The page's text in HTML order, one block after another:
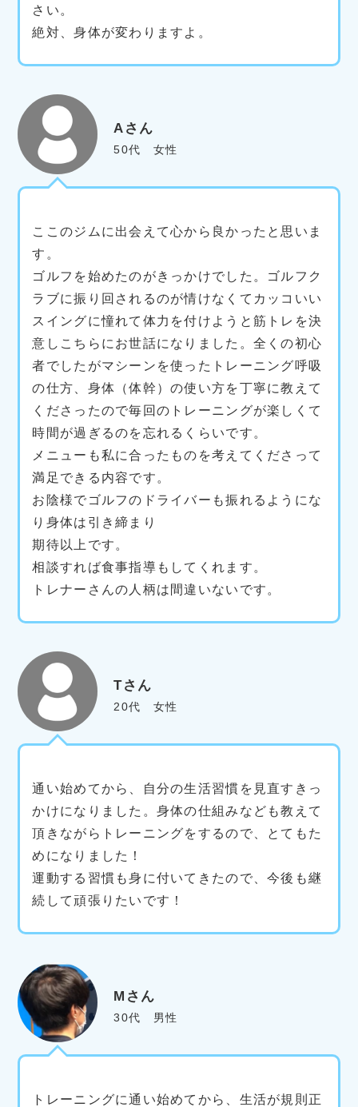
さい。
絶対、身体が変わりますよ。
Aさん
50代 女性
ここのジムに出会えて心から良かったと思いま
す。
ゴルフを始めたのがきっかけでした。ゴルフク
ラブに振り回されるのが情けなくてカッコいい
スイングに憧れて体力を付けようと筋トレを決
意しこちらにお世話になりました。全くの初心
者でしたがマシーンを使ったトレーニング呼吸
の仕方、身体（体幹）の使い方を丁寧に教えて
くださったので毎回のトレーニングが楽しくて
時間が過ぎるのを忘れるくらいです。
メニューも私に合ったものを考えてくださって
満足できる内容です。
お陰様でゴルフのドライバーも振れるようにな
り身体は引き締まり
期待以上です。
相談すれば食事指導もしてくれます。
トレナーさんの人柄は間違いないです。
Tさん
20代 女性
通い始めてから、自分の生活習慣を見直すきっ
かけになりました。身体の仕組みなども教えて
頂きながらトレーニングをするので、とてもた
めになりました！
運動する習慣も身に付いてきたので、今後も継
続して頑張りたいです！
Mさん
30代 男性
トレーニングに通い始めてから、生活が規則正